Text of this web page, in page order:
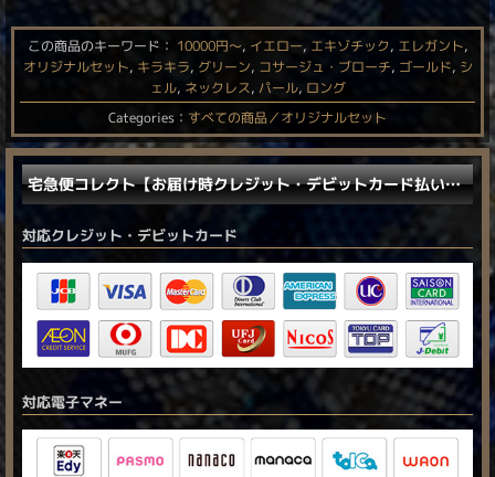
この商品のキーワード： 10000円〜, イエロー, エキゾチック, エレガント,
オリジナルセット, キラキラ, グリーン, コサージュ・ブローチ, ゴールド, シ
ェル, ネックレス, パール, ロング
Categories： すべての商品／オリジナルセット
宅急便コレクト【お届け時クレジット・デビットカード払い／電子マネー払い】に対応しました。
対応クレジット・デビットカード
対応電子マネー